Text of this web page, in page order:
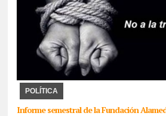
POLÍTICA
Informe semestral de la Fundación
30/07/2026 La ONU impulsa desde 2014
crear conciencia y proteger los derechos
Fundación Alameda combate el delito y ...